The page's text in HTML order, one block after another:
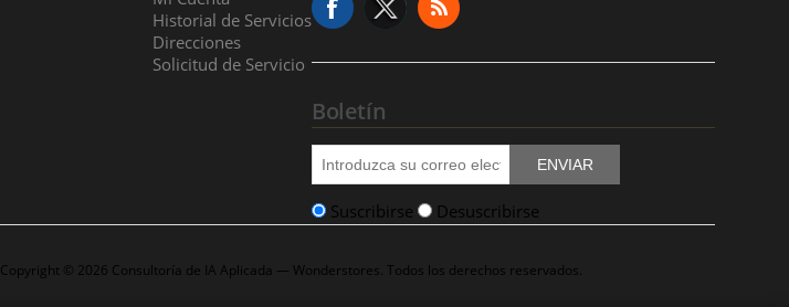
Historial de Servicios
Direcciones
Solicitud de Servicio
Boletín
ENVIAR
Suscribirse Desuscribirse
Copyright © 2026 Consultoría de IA Aplicada — Wonderstores. Todos los derechos reservados.